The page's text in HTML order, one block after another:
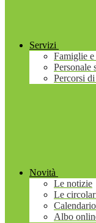
Servizi
Famiglie e
Personale
Percorsi
Novità
Le notizie
Le
Albo